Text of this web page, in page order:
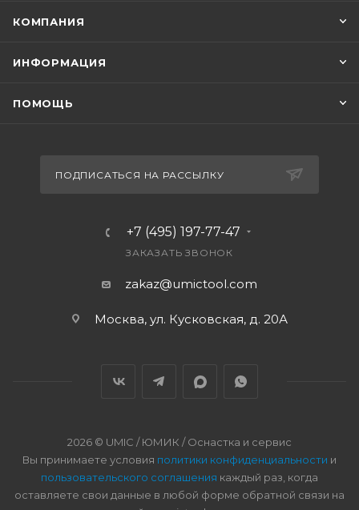
КОМПАНИЯ
ИНФОРМАЦИЯ
ПОМОЩЬ
ПОДПИСАТЬСЯ НА РАССЫЛКУ
+7 (495) 197-77-47
ЗАКАЗАТЬ ЗВОНОК
zakaz@umictool.com
Москва, ул. Кусковская, д. 20А
2026 © UMIC / ЮМИК / Оснастка и сервис
Вы принимаете условия политики конфиденциальности и
пользовательского соглашения каждый раз, когда
оставляете свои данные в любой форме обратной связи на